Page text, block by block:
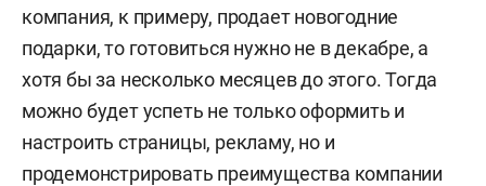
компания, к примеру, продает новогодние
подарки, то готовиться нужно не в декабре, а
хотя бы за несколько месяцев до этого. Тогда
можно будет успеть не только оформить и
настроить страницы, рекламу, но и
продемонстрировать преимущества компании